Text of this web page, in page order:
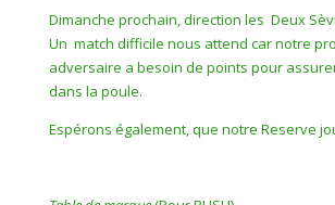
Dimanche prochain, direction les Deux
Un match difficile nous attend car notre
adversaire a besoin de points pour
dans la poule.
Espérons également, que notre Reserve